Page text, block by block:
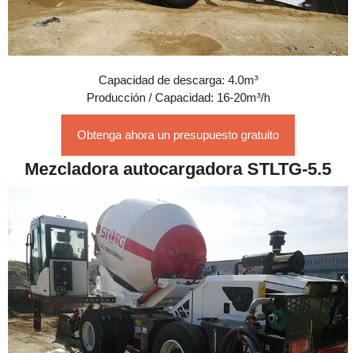
Capacidad de descarga: 4.0m³
Producción / Capacidad: 16-20m³/h
Obtenga ahora un presupuesto gratuito
Mezcladora autocargadora STLTG-5.5